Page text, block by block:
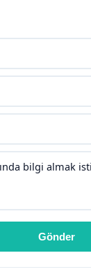
Gönder